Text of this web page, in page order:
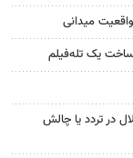
میدانی
ساخت یک تله‌فیلم
در تردد یا چالش